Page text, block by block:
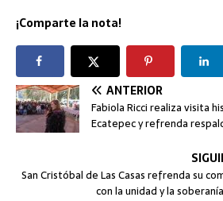
¡Comparte la nota!
ANTERIOR
Fabiola Ricci realiza visita
Ecatepec y refrenda
San Cristóbal de Las Casas refrenda su
con la unidad y la